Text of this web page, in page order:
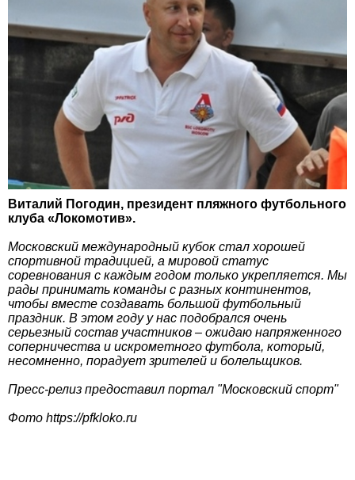
Виталий Погодин, президент пляжного футбольного
клуба «Локомотив».
Московский международный кубок стал хорошей
спортивной традицией, а мировой статус
соревнования с каждым годом только укрепляется. Мы
рады принимать команды с разных континентов,
чтобы вместе создавать большой футбольный
праздник. В этом году у нас подобрался очень
серьезный состав участников – ожидаю напряженного
соперничества и искрометного футбола, который,
несомненно, порадует зрителей и болельщиков.
Пресс-релиз предоставил портал "Московский спорт"
Фото https://pfkloko.ru